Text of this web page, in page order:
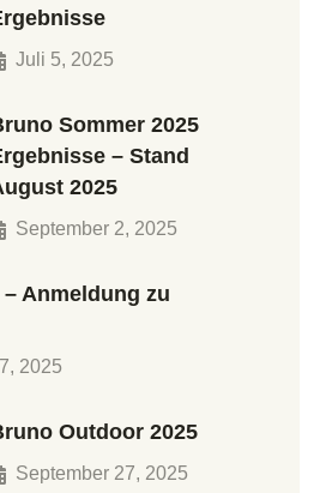
Juli 5, 2025
Sommer 2025
– Stand
2025
September 2, 2025
Anmeldung zu
2025
Outdoor 2025
September 27, 2025